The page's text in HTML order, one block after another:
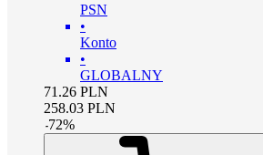
PSN
•
Konto
•
GLOBALNY
71.26 PLN
258.03 PLN
-72%